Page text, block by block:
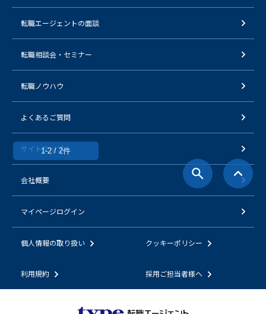
1-2 / 2件
転職エージェントの面談
転職相談会・セミナー
転職ノウハウ
よくあるご質問
サイトマップ
会社概要
マイページログイン
個人情報の取り扱い クッキーポリシー
利用規約 採用ご担当者様へ